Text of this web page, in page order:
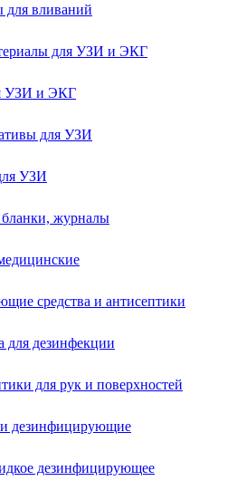
для вливаний
для УЗИ и ЭКГ
УЗИ и ЭКГ
для УЗИ
УЗИ
журналы
средства и антисептики
для дезинфекции
для рук и поверхностей
дезинфицирующие
дезинфицирующее